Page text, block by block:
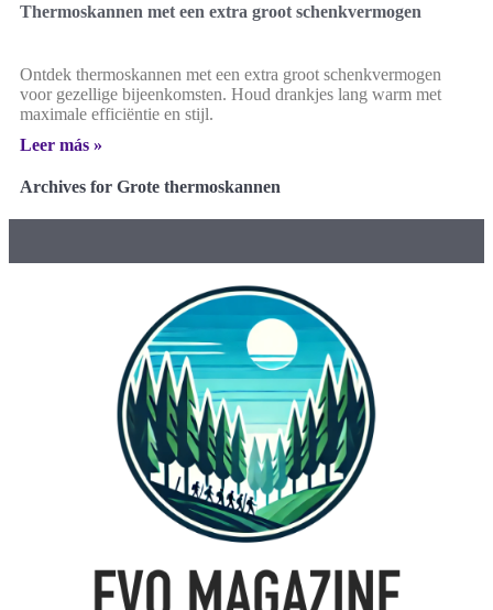
Thermoskannen met een extra groot schenkvermogen
Ontdek thermoskannen met een extra groot schenkvermogen
voor gezellige bijeenkomsten. Houd drankjes lang warm met
maximale efficiëntie en stijl.
Leer más »
Archives for Grote thermoskannen